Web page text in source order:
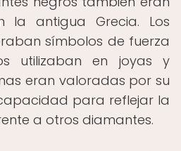
la antigua Grecia. Los
símbolos de fuerza
utilizaban en joyas y
eran valoradas por su
para reflejar la
a otros diamantes.